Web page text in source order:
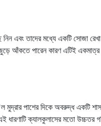
নিন এবং তাদের মধ্যে একটি সোজা
আঁকতে পারেন কারণ এটিই
মুদ্রার পাশের দিকে অবরুদ্ধ একটি
ক্যালকুলাসের মতো উচ্চতর